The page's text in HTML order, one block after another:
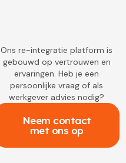
Ons re-integratie platform is
gebouwd op vertrouwen en
ervaringen. Heb je een
persoonlijke vraag of als
werkgever advies nodig?
Neem contact
met ons op